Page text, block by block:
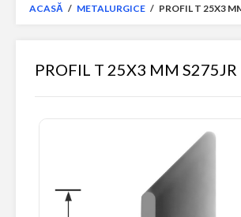
ACASĂ / METALURGICE / PROFIL T 25X3
PROFIL T 25X3 MM S275JR